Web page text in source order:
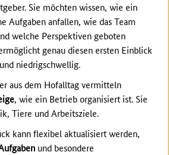
Sie möchten wissen, wie ein
Aufgaben anfallen, wie das Team
welche Perspektiven geboten
genau diesen ersten Einblick
niedrigschwellig.
aus dem Hofalltag vermitteln
, wie ein Betrieb organisiert ist. Sie
Tiere und Arbeitsziele.
kann flexibel aktualisiert werden,
und besondere